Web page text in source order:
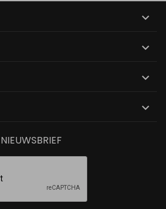




NIEUWSBRIEF